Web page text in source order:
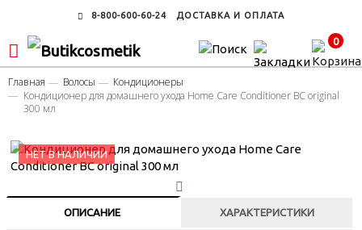
8-800-600-60-24 ДОСТАВКА И ОПЛАТА
0
Главная Волосы
Кондиционеры
Кондиционер для домашнего ухода Home Care Conditioner ВС original
300 мл
НЕТ В НАЛИЧИИ
ОПИСАНИЕ ХАРАКТЕРИСТИКИ